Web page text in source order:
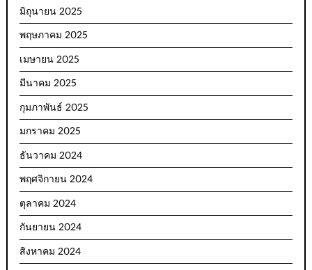
มิถุนายน 2025
พฤษภาคม 2025
เมษายน 2025
มีนาคม 2025
กุมภาพันธ์ 2025
มกราคม 2025
ธันวาคม 2024
พฤศจิกายน 2024
ตุลาคม 2024
กันยายน 2024
สิงหาคม 2024